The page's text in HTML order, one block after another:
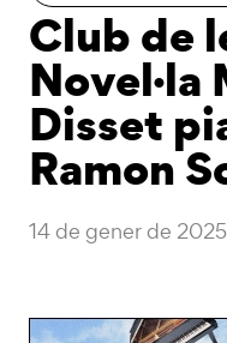
Club de
Novel·la
Disset
Ramon
14 de gener de 2025